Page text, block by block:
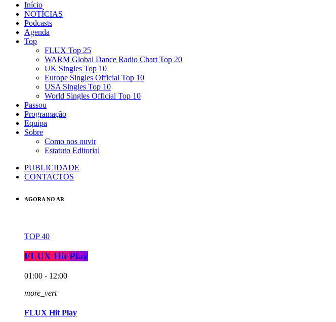
Início
NOTÍCIAS
Podcasts
Agenda
Top
FLUX Top 25
WARM Global Dance Radio Chart Top 20
UK Singles Top 10
Europe Singles Official Top 10
USA Singles Top 10
World Singles Official Top 10
Passou
Programação
Equipa
Sobre
Como nos ouvir
Estatuto Editorial
PUBLICIDADE
CONTACTOS
AGORA NO AR
TOP 40
FLUX Hit Play
01:00 - 12:00
more_vert
FLUX Hit Play